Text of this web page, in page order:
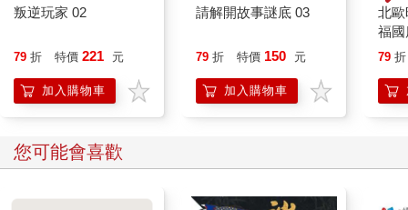
叛逆玩家 02
79 折 特價 221 元
加入購物車
請解開故事謎底 03
79 折 特價 150 元
加入購物車
北
福
79 折
您可能會喜歡